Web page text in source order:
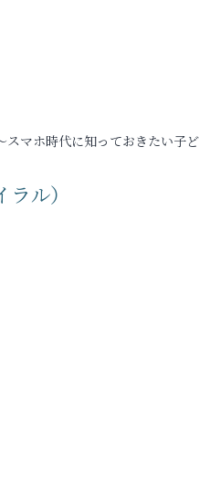
マホ時代に知っておきたい子
ル）